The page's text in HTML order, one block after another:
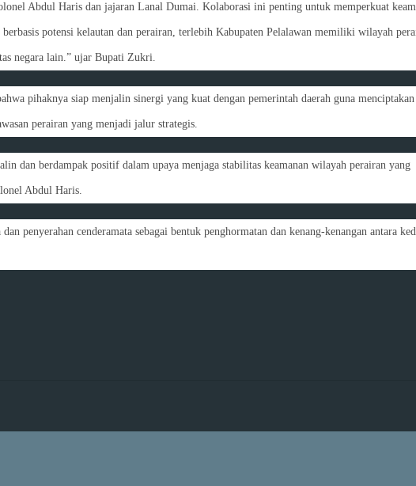
Abdul Haris dan jajaran Lanal Dumai. Kolaborasi ini penting untuk memperkuat
berbasis potensi kelautan dan perairan, terlebih Kabupaten Pelalawan memiliki wilayah
negara lain.” ujar Bupati Zukri.
pihaknya siap menjalin sinergi yang kuat dengan pemerintah daerah guna menciptakan
perairan yang menjadi jalur strategis.
dan berdampak positif dalam upaya menjaga stabilitas keamanan wilayah perairan yang
Abdul Haris.
penyerahan cenderamata sebagai bentuk penghormatan dan kenang-kenangan antara